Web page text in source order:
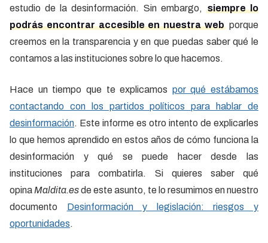
estudio de la desinformación. Sin embargo,
siempre lo
podrás encontrar accesible en nuestra web porque
creemos en la transparencia y en que puedas saber qué le
contamos a las instituciones sobre lo que hacemos.
Hace un tiempo que te explicamos por qué estábamos
contactando con los partidos políticos para hablar de
desinformación. Este informe es otro intento de explicarles
lo que hemos aprendido en estos años de cómo funciona la
desinformación y qué se puede hacer desde las
instituciones para combatirla. Si quieres saber qué
opina Maldita.esde este asunto, te lo resumimos en nuestro
documento Desinformación y legislación: riesgos y
oportunidades.